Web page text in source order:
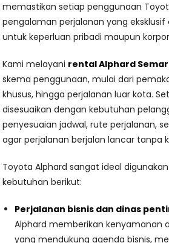
memastikan setiap penggunaan
pengalaman perjalanan yang eksklusif
untuk keperluan pribadi maupun
Kami melayani rental Alphard
skema penggunaan, mulai dari
khusus, hingga perjalanan luar kota.
disesuaikan dengan kebutuhan
penyesuaian jadwal, rute perjalanan,
agar perjalanan berjalan lancar tanpa
Toyota Alphard sangat ideal
kebutuhan berikut:
Perjalanan bisnis dan dinas
Alphard memberikan kenyamanan
yang mendukung agenda bisnis,